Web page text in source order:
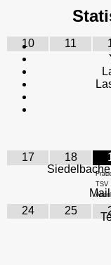
10 11
17 18
TSV
24 25